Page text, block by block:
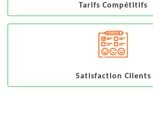
Tarifs Compétitifs
Satisfaction Clients